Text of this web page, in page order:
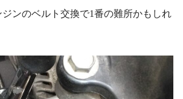
ジンのベルト交換で1番の難所かもしれ